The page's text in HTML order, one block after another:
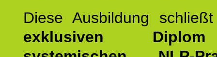
Diese Ausbildung
exklusiven